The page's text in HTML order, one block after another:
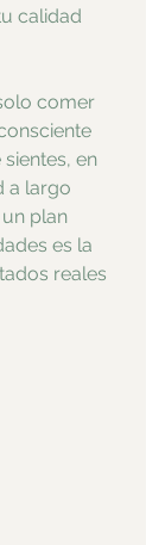
calidad
comer
en
a largo
plan
es la
reales